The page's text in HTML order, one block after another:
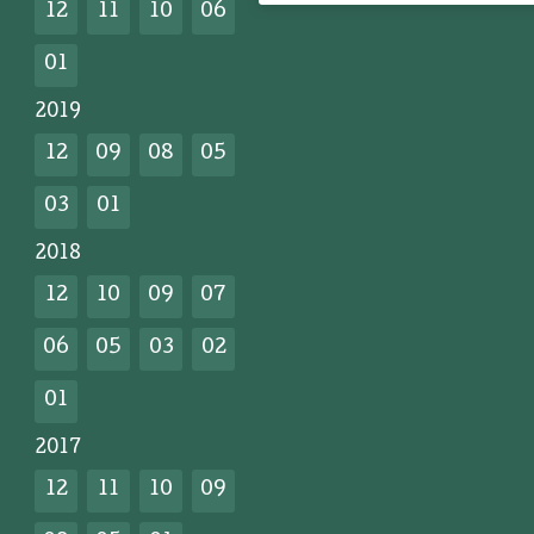
12 11 10 06
01
2019
12 09 08 05
03 01
2018
12 10 09 07
06 05 03 02
01
2017
12 11 10 09